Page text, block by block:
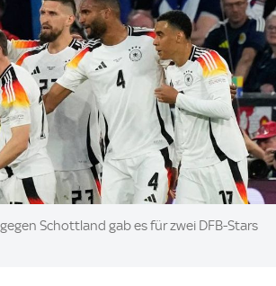
Schottland gab es für zwei DFB-Stars